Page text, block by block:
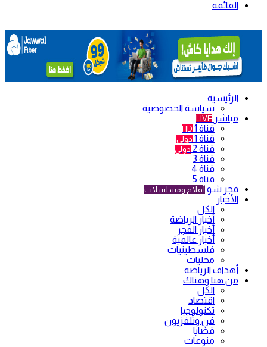
القائمة
الرئيسية
سياسة الخصوصية
مباشر LIVE
قناة 1 HD
قناة 1 دولي
قناة 2 دولي
قناة 3
قناة 4
قناة 5
فجر شو أفلام ومسلسلات
الأخبار
الكل
أخبار الرياضة
أخبار الفجر
أخبار عالمية
فلسطينيات
محليات
أهداف الرياضة
من هنا وهناك
الكل
اقتصاد
تكنولوجيا
فن وتلفزيون
قضايا
منوعات